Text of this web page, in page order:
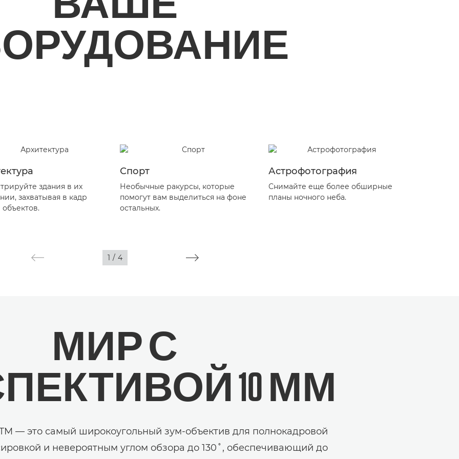
здания в их
захватывая в кадр
Спорт
Необычные ракурсы, которые
помогут вам выделиться на фоне
остальных.
Астрофотография
Снимайте еще более обширные
планы ночного неба.
1 / 4
МИР С
10 ММ
— это самый широкоугольный зум-объектив для полнокадровой
и невероятным углом обзора до 130˚, обеспечивающий до